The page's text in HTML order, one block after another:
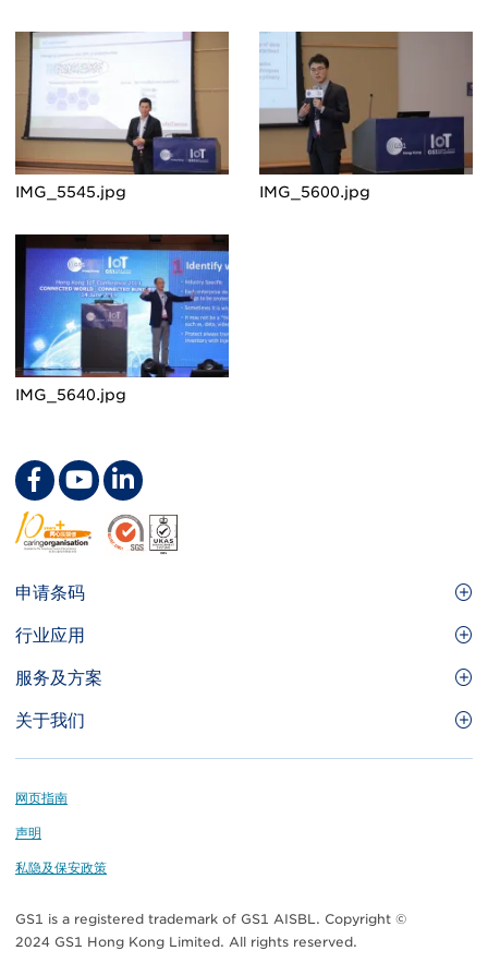
IMG_5545.jpg IMG_5600.jpg
IMG_5640.jpg
Footer
Site
Menu
申请条码
GS1条码
实用工具及资源
行业应用
食品及餐饮服务
运输及物流
服务及方案
品牌保护
关于我们
关于香港货品编码协会
业界应用的标准
认识我们的团队
联络我们
Footer
网页指南
声明
私隐及保安政策
GS1 is a registered trademark of GS1 AISBL. Copyright ©
2024 GS1 Hong Kong Limited. All rights reserved.